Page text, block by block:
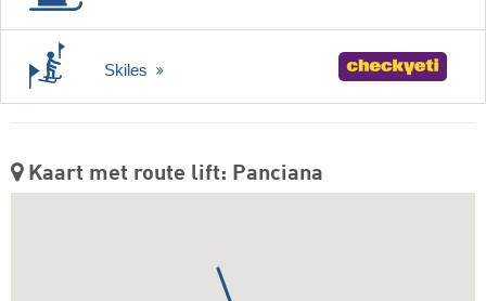
Skiles
Kaart met route lift: Panciana